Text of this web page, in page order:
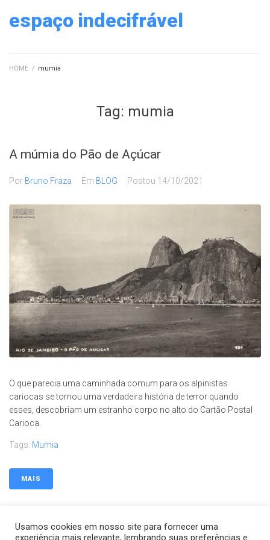
paraespaço indecifrável
HOME / mumia
Tag: mumia
A múmia do Pão de Açúcar
Por Bruno Fraza Em BLOG Postou 14/10/2021
O que parecia uma caminhada comum para os alpinistas
cariocas se tornou uma verdadeira história de terror quando
esses, descobriam um estranho corpo no alto do Cartão Postal
Carioca.
Tags: Mumia
MAIS
Usamos cookies em nosso site para fornecer uma
experiência mais relevante, lembrando suas preferências e